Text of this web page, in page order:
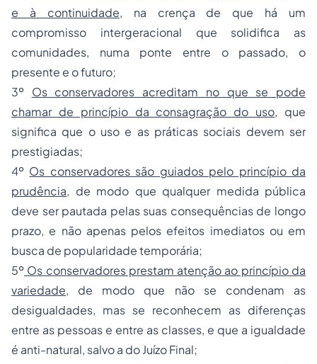
e à continuidade, na crença de que há um
compromisso intergeracional que solidifica as
comunidades, numa ponte entre o passado, o
presente e o futuro;
3º Os conservadores acreditam no que se pode
chamar de princípio da consagração do uso, que
significa que o uso e as práticas sociais devem ser
prestigiadas;
4º Os conservadores são guiados pelo princípio da
prudência, de modo que qualquer medida pública
deve ser pautada pelas suas consequências de longo
prazo, e não apenas pelos efeitos imediatos ou em
busca de popularidade temporária;
5º Os conservadores prestam atenção ao princípio da
variedade, de modo que não se condenam as
desigualdades, mas se reconhecem as diferenças
entre as pessoas e entre as classes, e que a igualdade
é anti-natural, salvo a do Juízo Final;